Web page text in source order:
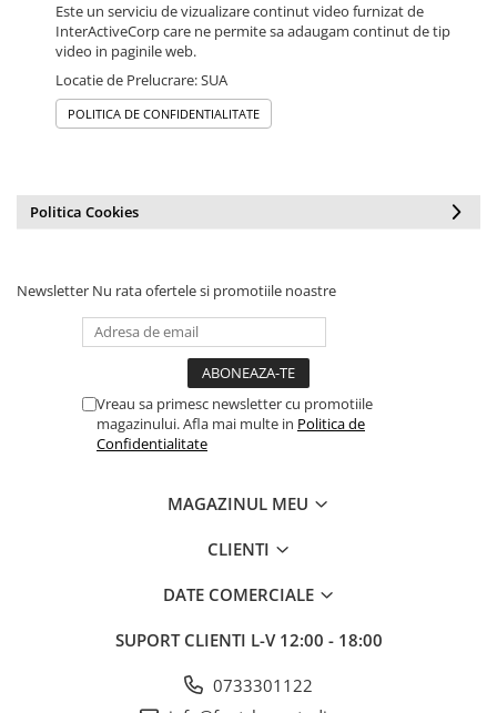
Este un serviciu de vizualizare continut video furnizat de
InterActiveCorp care ne permite sa adaugam continut de tip
video in paginile web.
Locatie de Prelucrare: SUA
POLITICA DE CONFIDENTIALITATE
Politica Cookies
Newsletter Nu rata ofertele si promotiile noastre
Vreau sa primesc newsletter cu promotiile
magazinului. Afla mai multe in Politica de
Confidentialitate
MAGAZINUL MEU
CLIENTI
DATE COMERCIALE
SUPORT CLIENTI L-V 12:00 - 18:00
0733301122